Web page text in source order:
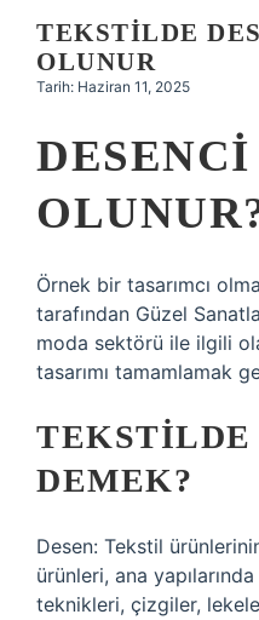
TEKSTILDE
OLUNUR
Tarih: Haziran 11, 2025
Örnek bir tasarımcı
tarafından Güzel
moda sektörü ile ilgili
tasarımı tamamlamak
TEKSTILDE
DEMEK?
Desen: Tekstil
ürünleri, ana
teknikleri, çizgiler,